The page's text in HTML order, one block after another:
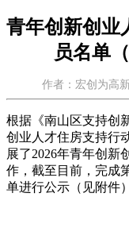
青年创新创业
员名单
作者：宏创为高
根据《南山区支持创
创业人才住房支持行
展了2026年青年创新
作，截至目前，完成
单进行公示（见附件